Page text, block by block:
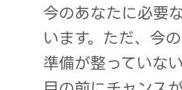
今のあなたに必要
います。ただ、今
準備が整っていな